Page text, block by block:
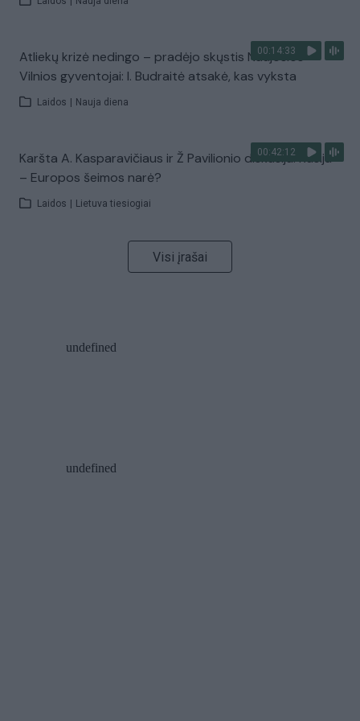
00:14:33
Atliekų krizė nedingo – pradėjo skųstis Naujosios
Vilnios gyventojai: I. Budraitė atsakė, kas vyksta
Laidos Nauja diena
00:42:12
Karšta A. Kasparavičiaus ir Ž Pavilionio diskusija: Rusija
– Europos šeimos narė?
Laidos Lietuva tiesiogiai
Visi įrašai